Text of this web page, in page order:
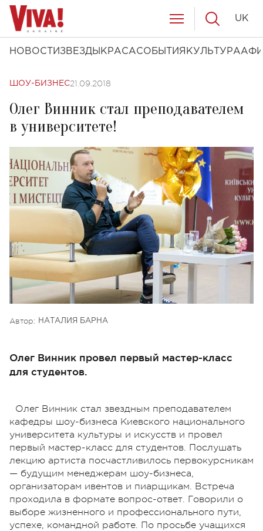
НОВОСТИ ЗВЕЗДЫ КРАСАСОБЫТИЯ КУЛЬТУРА
UK
ШОУ-БИЗНЕС21.09.2018
Олег Винник стал преподавателем
в университете!
Автор: НАТАЛИЯ БАРНА
Олег Винник провел первый мастер-класс
для студентов.
Олег Винник стал звездным преподавателем
кафедры шоу-бизнеса Киевского национального
университета культуры и искусств и провел
первый мастер-класс для студентов. Послушать
лекцию артиста посчастливилось первокурсникам
— будущим менеджерам шоу-бизнеса,
организаторам ивентов и пиарщикам. Встреча
проходила в формате вопрос-ответ. Говорили о
выборе жизненного и профессионального пути,
успехе, командной работе. По просьбе учащихся